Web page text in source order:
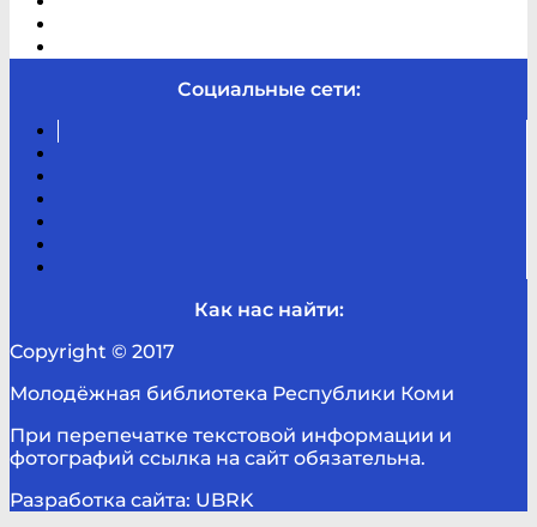
Социальные сети:
Как нас найти:
Copyright © 2017
Молодёжная библиотека Республики Коми
При перепечатке текстовой информации и
фотографий ссылка на сайт обязательна.
Разработка сайта: UBRK